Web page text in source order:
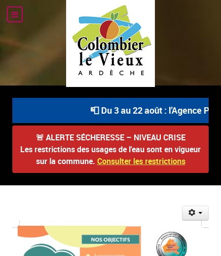
📮 Du 3 au 22 août : l'Agence
🚨 ALERTE SÉCHERESSE – NIVEAU CRISE
Les restrictions des usages de l'eau sont en vigueur
sur la commune. Consulter les restrictions